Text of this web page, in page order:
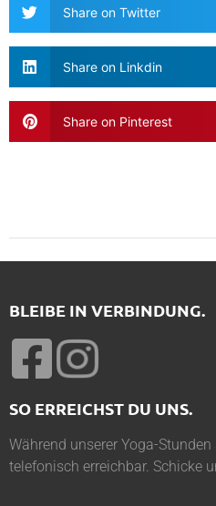
Share on Twitter
Share on Linkdin
Share on Pinterest
BLEIBE IN VERBINDUNG.
SO ERREICHST DU UNS.
Während unserer Yoga-
telefonisch erreichbar. Schicke